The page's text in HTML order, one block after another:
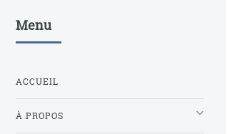
Menu
ACCUEIL
À PROPOS